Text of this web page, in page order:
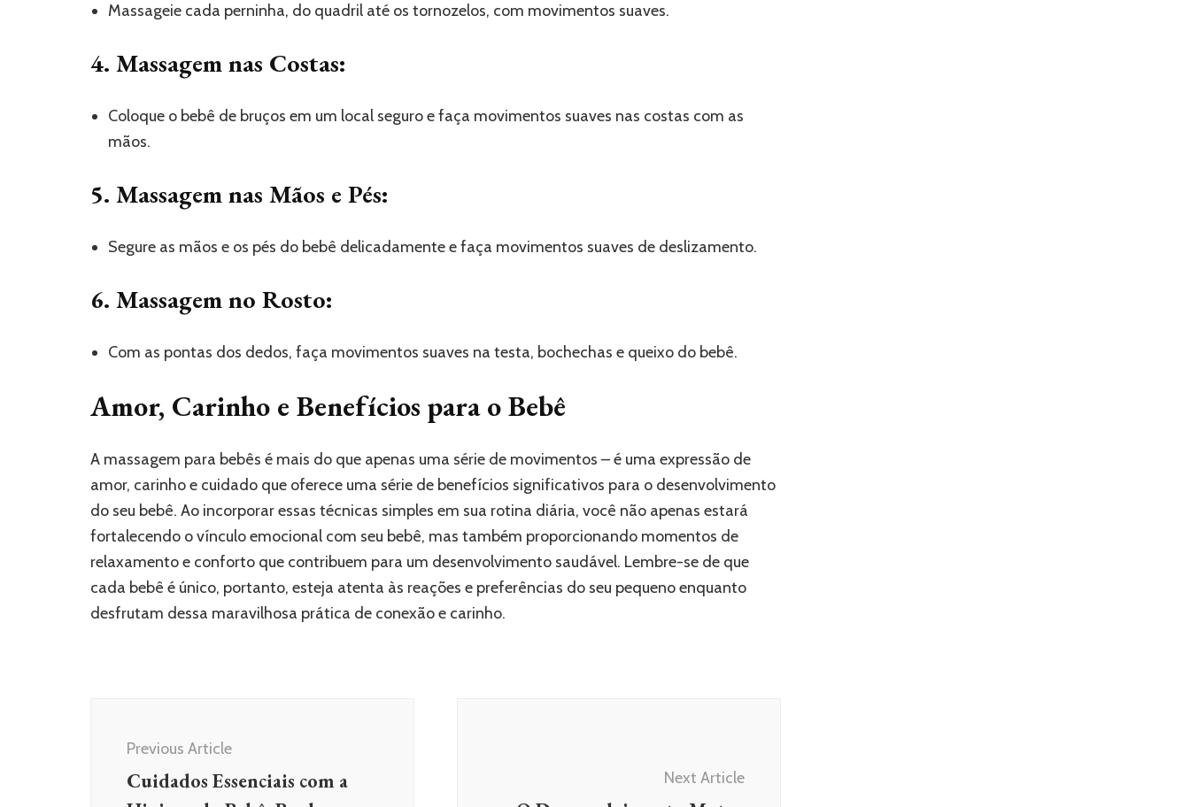
Massageie cada perninha, do quadril até os tornozelos, com movimentos suaves.
4. Massagem nas Costas:
Coloque o bebê de bruços em um local seguro e faça movimentos suaves nas costas com as
mãos.
5. Massagem nas Mãos e Pés:
Segure as mãos e os pés do bebê delicadamente e faça movimentos suaves de deslizamento.
6. Massagem no Rosto:
Com as pontas dos dedos, faça movimentos suaves na testa, bochechas e queixo do bebê.
Amor, Carinho e Benefícios para o Bebê
A massagem para bebês é mais do que apenas uma série de movimentos – é uma expressão de
amor, carinho e cuidado que oferece uma série de benefícios significativos para o desenvolvimento
do seu bebê. Ao incorporar essas técnicas simples em sua rotina diária, você não apenas estará
fortalecendo o vínculo emocional com seu bebê, mas também proporcionando momentos de
relaxamento e conforto que contribuem para um desenvolvimento saudável. Lembre-se de que
cada bebê é único, portanto, esteja atenta às reações e preferências do seu pequeno enquanto
desfrutam dessa maravilhosa prática de conexão e carinho.
Navigation
Previous Article
Cuidados Essenciais com a
Next Article